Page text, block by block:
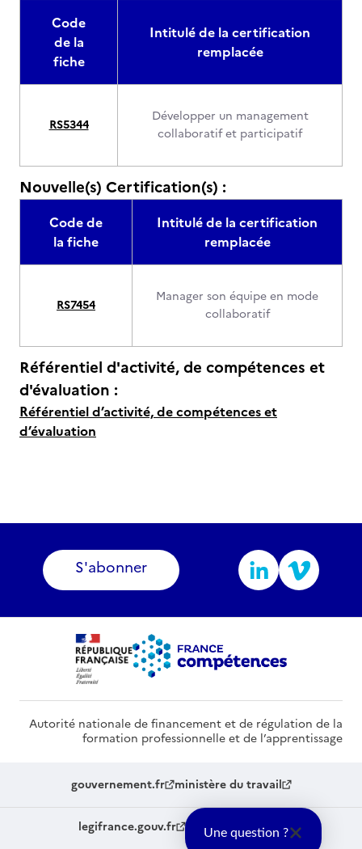
Code
de la
fiche
Intitulé de la certification
remplacée
RS5344
Développer un management
collaboratif et participatif
Nouvelle(s) Certification(s) :
Code de
la fiche
Intitulé de la certification
remplacée
RS7454
Manager son équipe en mode
collaboratif
Référentiel d'activité, de compétences et
d'évaluation :
Référentiel d’activité, de compétences et
d’évaluation
S'abonner
Autorité nationale de financement et de régulation de la
formation professionnelle et de l’apprentissage
gouvernement.fr ministère du travail
legifrance.gouv.fr service-public.fr
Une question ?